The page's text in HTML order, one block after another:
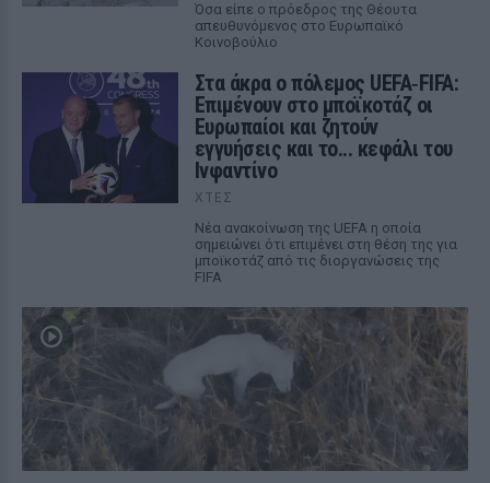
Όσα είπε ο πρόεδρος της Θέουτα
απευθυνόμενος στο Ευρωπαϊκό
Κοινοβούλιο
Στα άκρα ο πόλεμος UEFA‑FIFA:
Επιμένουν στο μποϊκοτάζ οι
Ευρωπαίοι και ζητούν
εγγυήσεις και το... κεφάλι του
Ινφαντίνο
ΧΤΕΣ
Νέα ανακοίνωση της UEFA η οποία
σημειώνει ότι επιμένει στη θέση της για
μποϊκοτάζ από τις διοργανώσεις της
FIFA